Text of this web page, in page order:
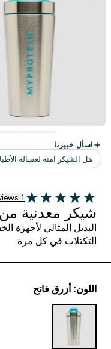
5 out of 5 stars
1 customer reviews
1 Reviews
شيكر معدنية
البديل المثالي لأجهزة
التكتلات في كل مرة
اللون: أزرق فاتح